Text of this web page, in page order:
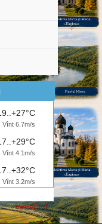
Vînt 6.7m/s
Vînt 4.1m/s
Vînt 3.2m/s
meteo2.md